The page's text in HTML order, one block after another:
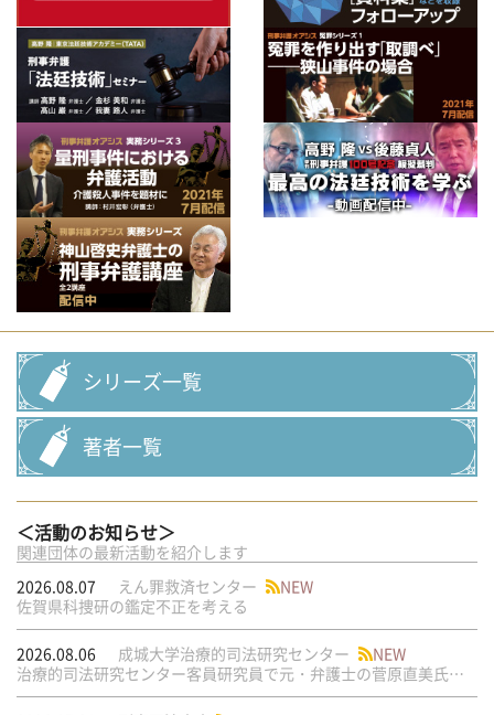
シリーズ一覧
著者一覧
＜活動のお知らせ＞
関連団体の最新活動を紹介します
2026.08.07
えん罪救済センター
NEW
佐賀県科捜研の鑑定不正を考える
2026.08.06 成城大学治療的司法研究センター
NEW
治療的司法研究センター客員研究員で元・弁護士の菅原直美氏の論文が公刊されました